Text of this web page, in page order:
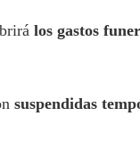
los gastos
suspendidas